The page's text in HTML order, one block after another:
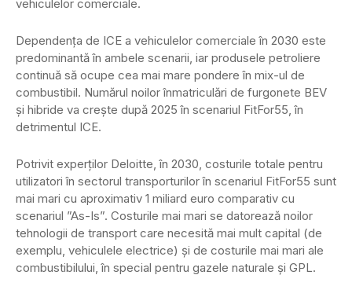
vehiculelor comerciale.
Dependența de ICE a vehiculelor comerciale în 2030 este
predominantă în ambele scenarii, iar produsele petroliere
continuă să ocupe cea mai mare pondere în mix-ul de
combustibil. Numărul noilor înmatriculări de furgonete BEV
și hibride va crește după 2025 în scenariul FitFor55, în
detrimentul ICE.
Potrivit experților Deloitte, în 2030, costurile totale pentru
utilizatori în sectorul transporturilor în scenariul FitFor55 sunt
mai mari cu aproximativ 1 miliard euro comparativ cu
scenariul ”As-Is”. Costurile mai mari se datorează noilor
tehnologii de transport care necesită mai mult capital (de
exemplu, vehiculele electrice) și de costurile mai mari ale
combustibilului, în special pentru gazele naturale și GPL.